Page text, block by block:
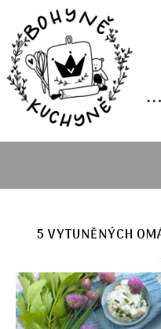
5 VYTUNĚNÝCH